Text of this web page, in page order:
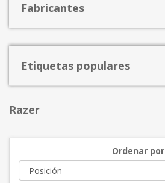
Fabricantes
Etiquetas populares
Razer
Ordenar por